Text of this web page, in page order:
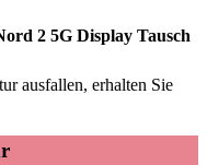
2 5G Display Tausch
ausfallen, erhalten Sie